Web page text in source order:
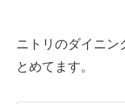
ニトリのダイニン
とめてます。